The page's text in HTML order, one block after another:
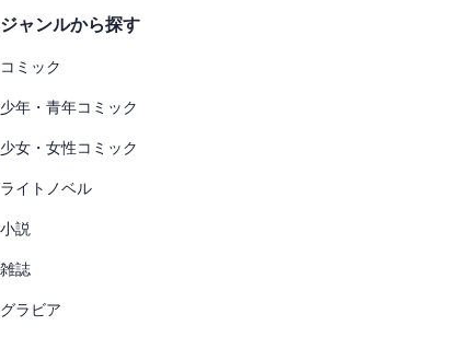
ジャンルから探す
コミック
少年・青年コミック
少女・女性コミック
ライトノベル
小説
雑誌
グラビア